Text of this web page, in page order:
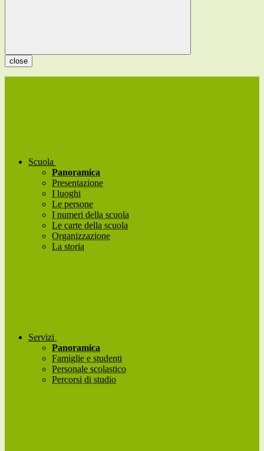
close
Scuola
Panoramica
Presentazione
I luoghi
Le persone
I numeri della scuola
Le carte della scuola
Organizzazione
La storia
Servizi
Panoramica
Famiglie e studenti
Personale scolastico
Percorsi di studio